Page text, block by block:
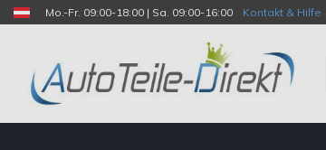
Mo.-Fr. 09:00-18:00 | Sa. 09:00-16:00 Kontakt & Hilfe